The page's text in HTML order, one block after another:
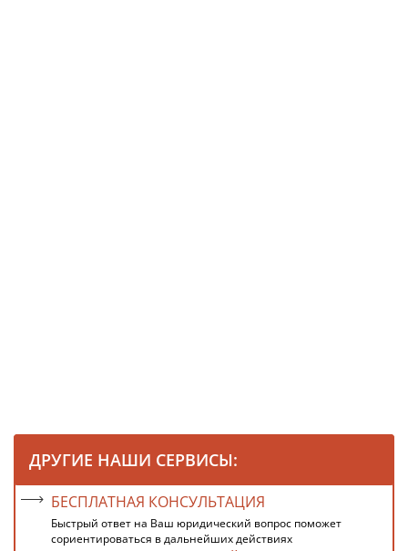
ДРУГИЕ НАШИ СЕРВИСЫ:
БЕСПЛАТНАЯ КОНСУЛЬТАЦИЯ
Быстрый ответ на Ваш юридический вопрос поможет
сориентироваться в дальнейших действиях